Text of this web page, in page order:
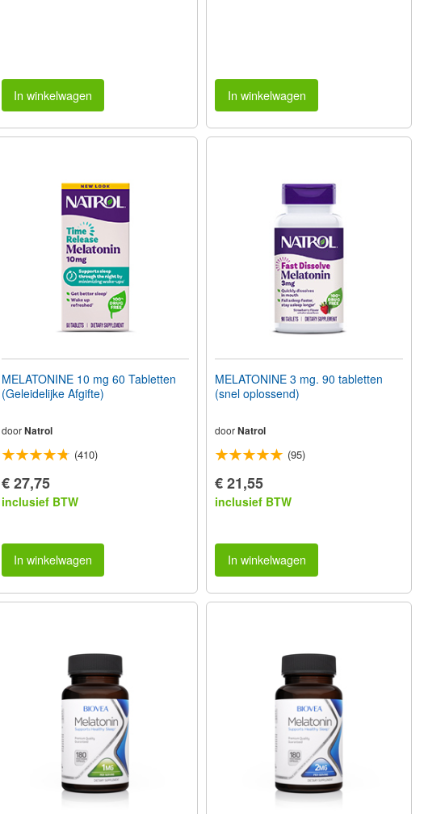
In winkelwagen In winkelwagen
MELATONINE 10 mg 60 Tabletten
(Geleidelijke Afgifte)
door Natrol
(410)
€ 27,75
inclusief BTW
In winkelwagen
MELATONINE 3 mg. 90 tabletten
(snel oplossend)
doorNatrol
(95)
€ 21,55
inclusief BTW
In winkelwagen